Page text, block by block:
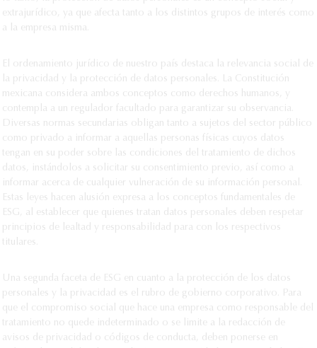
extrajurídico, ya que afecta tanto a los distintos grupos de interés como
a la empresa misma.
El ordenamiento jurídico de nuestro país destaca la relevancia social de
la privacidad y la protección de datos personales. La Constitución
mexicana considera ambos conceptos como derechos humanos, y
contempla a un regulador facultado para garantizar su observancia.
Diversas normas secundarias obligan tanto a sujetos del sector público
como privado a informar a aquellas personas físicas cuyos datos
tengan en su poder sobre las condiciones del tratamiento de dichos
datos, instándolos a solicitar su consentimiento previo, así como a
informar acerca de cualquier vulneración de su información personal.
Estas leyes hacen alusión expresa a los conceptos fundamentales de
ESG, al establecer que quienes tratan datos personales deben respetar
principios de lealtad y responsabilidad para con los respectivos
titulares.
Una segunda faceta de ESG en cuanto a la protección de los datos
personales y la privacidad es el rubro de gobierno corporativo. Para
que el compromiso social que hace una empresa como responsable del
tratamiento no quede indeterminado o se limite a la redacción de
avisos de privacidad o códigos de conducta, deben ponerse en